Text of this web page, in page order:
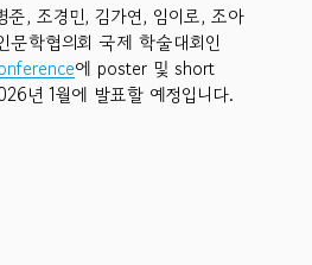
준, 조경민, 김가연, 임이로, 조아
문학협의회 국제 학술대회인
에 poster 및 short
년 1월에 발표할 예정입니다.